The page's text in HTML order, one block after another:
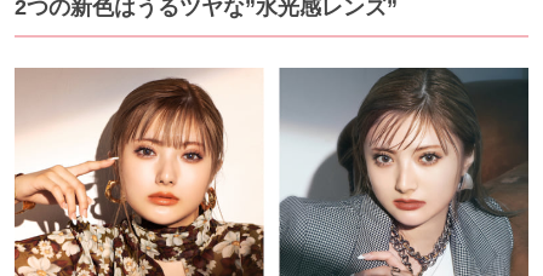
2つの新色はうるツヤな”水光感レンズ”